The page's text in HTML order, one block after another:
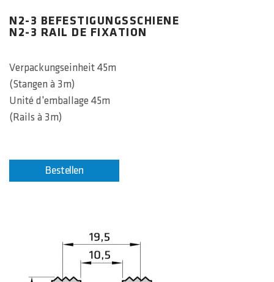
N2-3 BEFESTIGUNGSSCHIENE
N2-3 RAIL DE FIXATION
Verpackungseinheit 45m
(Stangen à 3m)
Unité d'emballage 45m
(Rails à 3m)
Bestellen